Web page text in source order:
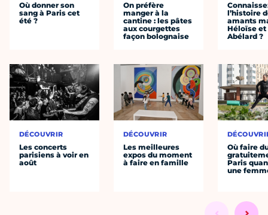
Où donner son
sang à Paris cet
été ?
DÉCOUVRIR
Les concerts
parisiens à voir en
août
On préfère
manger à la
cantine : les pâtes
aux courgettes
façon bolognaise
DÉCOUVRIR
Les meilleures
expos du moment
à faire en famille
l’histoire
amants
Héloïse et
Abélard ?
Où faire
Paris
une